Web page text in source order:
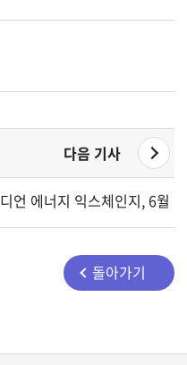
다음 기사
연도 실적 발표 컨퍼런스콜
언 에너지 익스체인지, 6월
돌아가기